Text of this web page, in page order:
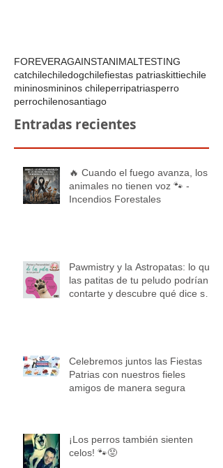
FOREVERAGAINSTANIMALTESTING
catchilechiledogchilefiestas patriaskittiechile
mininosmininos chileperripatriasperro
perrochilenosantiago
Entradas recientes
🔥 Cuando el fuego avanza, los
animales no tienen voz 🐾 -
Incendios Forestales
Pawmistry y la Astropatas: lo que
las patitas de tu peludo podrían
contarte y descubre qué dice su
Celebremos juntos las Fiestas
Patrias con nuestros fieles
amigos de manera segura
¡Los perros también sienten
celos! 🐾😡